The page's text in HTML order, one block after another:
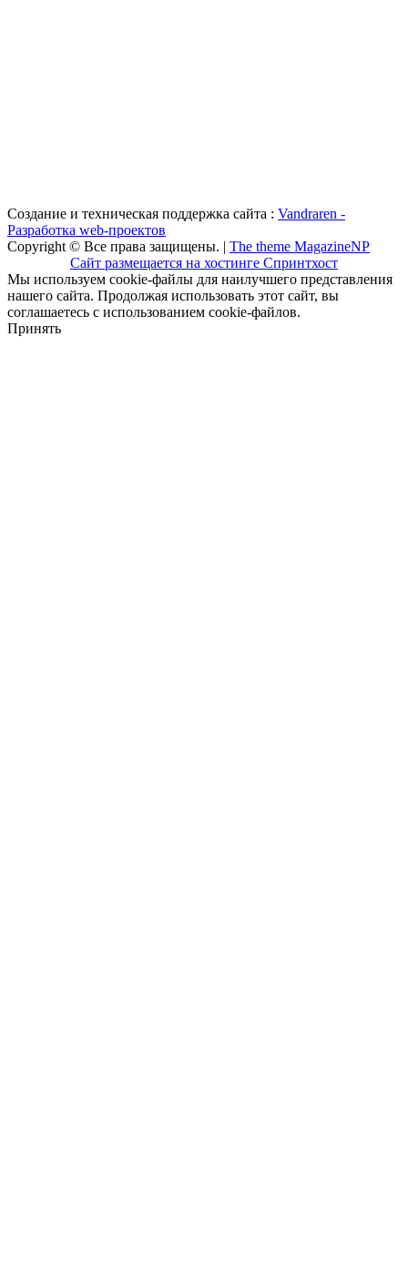
Создание и техническая поддержка сайта : Vandraren -
Разработка web-проектов
Copyright © Все права защищены. | The theme MagazineNP
Сайт размещается на хостинге Спринтхост
Мы используем cookie-файлы для наилучшего представления
нашего сайта. Продолжая использовать этот сайт, вы
соглашаетесь с использованием cookie-файлов.
Принять